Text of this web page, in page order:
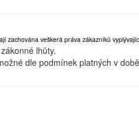
zachována veškerá práva zákazníků
lhůty.
dle podmínek platných v